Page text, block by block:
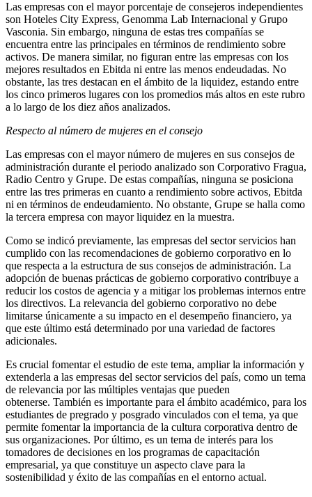
Las empresas con el mayor porcentaje de consejeros independientes
son Hoteles City Express, Genomma Lab Internacional y Grupo
Vasconia. Sin embargo, ninguna de estas tres compañías se
encuentra entre las principales en términos de rendimiento sobre
activos. De manera similar, no figuran entre las empresas con los
mejores resultados en Ebitda ni entre las menos endeudadas. No
obstante, las tres destacan en el ámbito de la liquidez, estando entre
los cinco primeros lugares con los promedios más altos en este rubro
a lo largo de los diez años analizados.
Respecto al número de mujeres en el consejo
Las empresas con el mayor número de mujeres en sus consejos de
administración durante el periodo analizado son Corporativo Fragua,
Radio Centro y Grupe. De estas compañías, ninguna se posiciona
entre las tres primeras en cuanto a rendimiento sobre activos, Ebitda
ni en términos de endeudamiento. No obstante, Grupe se halla como
la tercera empresa con mayor liquidez en la muestra.
Como se indicó previamente, las empresas del sector servicios han
cumplido con las recomendaciones de gobierno corporativo en lo
que respecta a la estructura de sus consejos de administración. La
adopción de buenas prácticas de gobierno corporativo contribuye a
reducir los costos de agencia y a mitigar los problemas internos entre
los directivos. La relevancia del gobierno corporativo no debe
limitarse únicamente a su impacto en el desempeño financiero, ya
que este último está determinado por una variedad de factores
adicionales.
Es crucial fomentar el estudio de este tema, ampliar la información y
extenderla a las empresas del sector servicios del país, como un tema
de relevancia por las múltiples ventajas que pueden
obtenerse. También es importante para el ámbito académico, para los
estudiantes de pregrado y posgrado vinculados con el tema, ya que
permite fomentar la importancia de la cultura corporativa dentro de
sus organizaciones. Por último, es un tema de interés para los
tomadores de decisiones en los programas de capacitación
empresarial, ya que constituye un aspecto clave para la
sostenibilidad y éxito de las compañías en el entorno actual.